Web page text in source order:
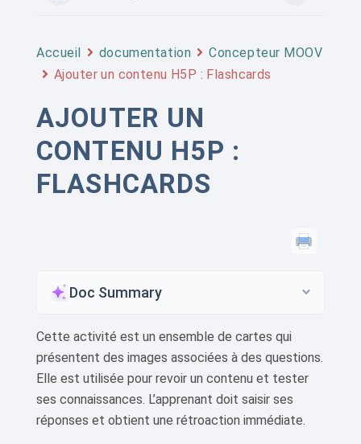
Accueil documentation
Concepteur MOOV
Ajouter un contenu H5P : Flashcards
AJOUTER UN
CONTENU H5P :
FLASHCARDS
Doc Summary
Cette activité est un ensemble de cartes qui
présentent des images associées à des questions.
Elle est utilisée pour revoir un contenu et tester
ses connaissances. L’apprenant doit saisir ses
réponses et obtient une rétroaction immédiate.